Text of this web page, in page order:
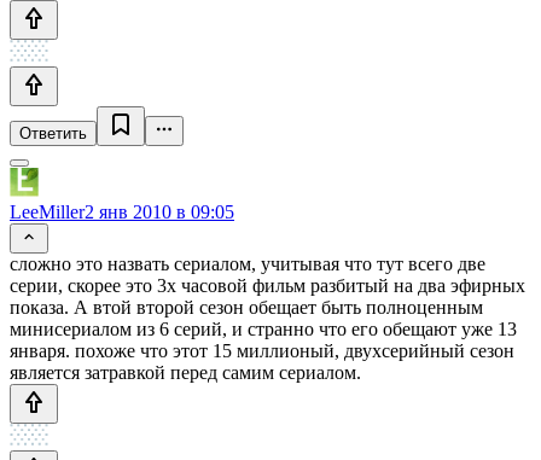
Ответить
LeeMiller2 янв 2010 в 09:05
сложно это назвать сериалом, учитывая что тут всего две
серии, скорее это 3х часовой фильм разбитый на два эфирных
показа. А втой второй сезон обещает быть полноценным
минисериалом из 6 серий, и странно что его обещают уже 13
января. похоже что этот 15 миллионый, двухсерийный сезон
является затравкой перед самим сериалом.